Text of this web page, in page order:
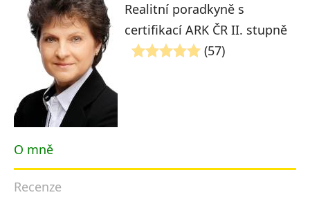
Realitní poradkyně s
certifikací ARK ČR II. stupně
(57)
O mně
Recenze